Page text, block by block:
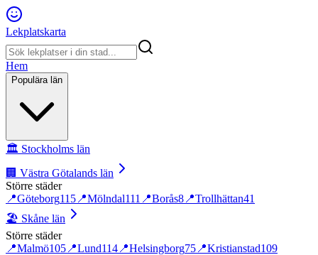
Lekplatskarta
Hem
Populära län
🏛️ Stockholms län
🏢 Västra Götalands län
Större städer
📍Göteborg115 📍Mölndal111 📍Borås8 📍Trollhättan41
🏖️ Skåne län
Större städer
📍Malmö105 📍Lund114 📍Helsingborg75 📍Kristianstad109